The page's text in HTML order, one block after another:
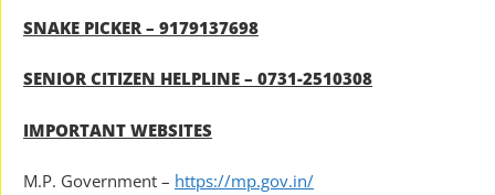
SNAKE PICKER – 9179137698
SENIOR CITIZEN HELPLINE – 0731-2510308
IMPORTANT WEBSITES
M.P. Government – https://mp.gov.in/